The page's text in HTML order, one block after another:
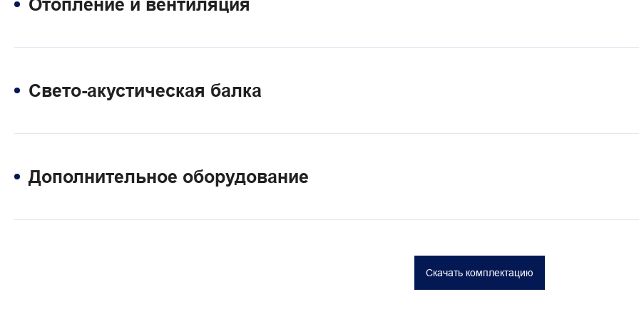
Отопление и вентиляция
Свето-акустическая балка
Дополнительное оборудование
Скачать комплектацию